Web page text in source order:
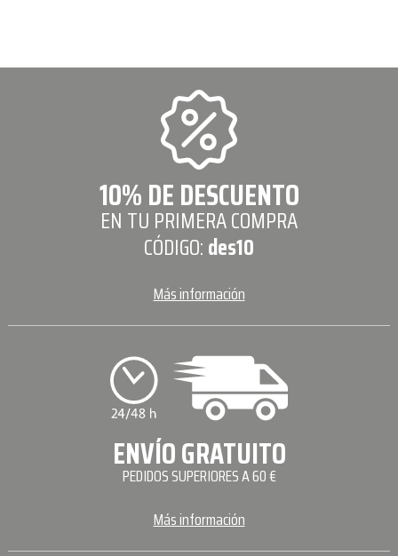
10% DE DESCUENTO
EN TU PRIMERA COMPRA
CÓDIGO:des10
Más información
ENVÍO GRATUITO
PEDIDOS SUPERIORES A 60 €
Más información